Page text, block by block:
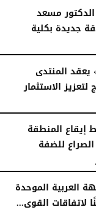
مسعد
جديدة بكلية
يعقد المنتدى
الاستثمار
المنطقة
للضفة
العربية الموحدة
لاتفاقات القوى...